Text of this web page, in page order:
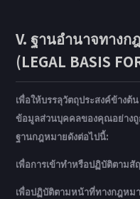
V. ฐานอำนาจทาง
(LEGAL BASIS
เพื่อให้บรรลุวัตถุประสงค์ข้างต้
ข้อมูลส่วนบุคคลของคุณอย่างถู
ฐานกฎหมายดังต่อไปนี้:
เพื่อการเข้าทำหรือปฏิบัติตาม
เพื่อปฏิบัติตามหน้าที่ทางกฎห